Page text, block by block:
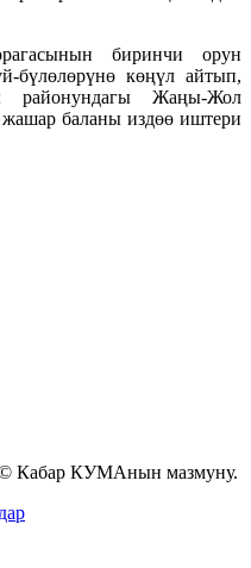
биринчи орун
бүлөлөрүнө көңүл айтып,
районундагы Жаңы-Жол
баланы издөө иштери
© Кабар КУМАнын мазмуну.